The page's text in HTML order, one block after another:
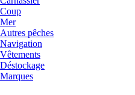
Coup
Mer
Autres pêches
Navigation
Vêtements
Déstockage
Marques